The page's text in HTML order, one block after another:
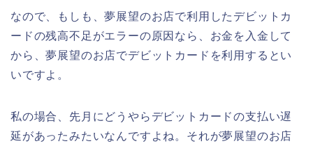
なので、もしも、夢展望のお店で利用したデビットカ
ードの残高不足がエラーの原因なら、お金を入金して
から、夢展望のお店でデビットカードを利用するとい
いですよ。
私の場合、先月にどうやらデビットカードの支払い遅
延があったみたいなんですよね。それが夢展望のお店